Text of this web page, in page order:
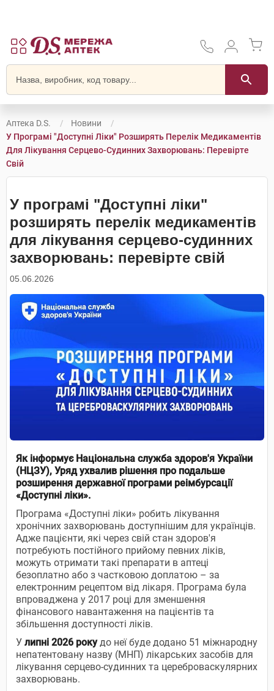
Аптека D.S.
Новини
У Програмі "Доступні Ліки" Розширять Перелік Медикаментів
Для Лікування Серцево-Судинних Захворювань: Перевірте
Свій
У програмі "Доступні ліки"
розширять перелік медикаментів
для лікування серцево-судинних
захворювань: перевірте свій
05.06.2026
Як інформує Національна служба здоров'я України
(НЦЗУ), Уряд ухвалив рішення про подальше
розширення державної програми реімбурсації
«Доступні ліки».
Програма «Доступні ліки» робить лікування
хронічних захворювань доступнішим для українців.
Адже пацієнти, які через свій стан здоров'я
потребують постійного прийому певних ліків,
можуть отримати такі препарати в аптеці
безоплатно або з частковою доплатою – за
електронним рецептом від лікаря. Програма була
впроваджена у 2017 році для зменшення
фінансового навантаження на пацієнтів та
збільшення доступності ліків.
У липні 2026 рокудо неї буде додано 51 міжнародну
непатентовану назву (МНП) лікарських засобів для
лікування серцево-судинних та цереброваскулярних
захворювань.